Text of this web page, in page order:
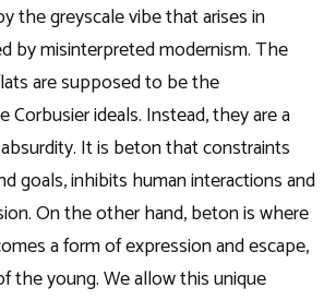
the greyscale vibe that arises in
by misinterpreted modernism. The
are supposed to be the
ideals. Instead, they are a
It is beton that constraints
goals, inhibits human interactions and
On the other hand, beton is where
a form of expression and escape,
the young. We allow this unique